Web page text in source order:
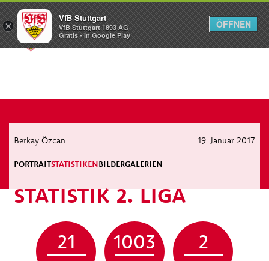
Menü
Berkay Özcan 19. Januar 2017
PORTRAITSTATISTIKENBILDERGALERIEN
STATISTIK 2. LIGA
21 1003 2
×
VfB Stuttgart
VfB Stuttgart 1893 AG
Gratis - In Google Play
ÖFFNEN